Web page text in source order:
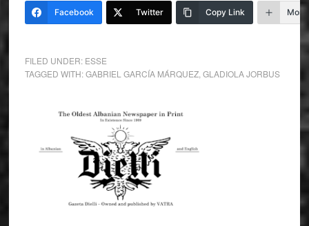
Facebook Twitter Copy Link More
FILED UNDER: ESSE
TAGGED WITH:GABRIEL GARCÍA MÁRQUEZ, GLADIOLA JORBUS